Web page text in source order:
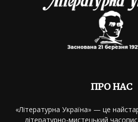
ПРО НАС
«Літературна Україна» — це
літературно-мистецький